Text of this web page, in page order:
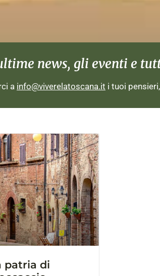
news, gli eventi e
a info@viverelatoscana.it i tuoi
patria di